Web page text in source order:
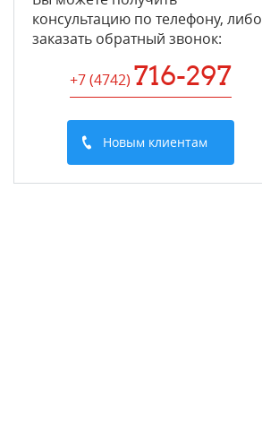
консультацию по телефону, либо
заказать обратный звонок:
+7 (4742) 716-297
Новым клиентам